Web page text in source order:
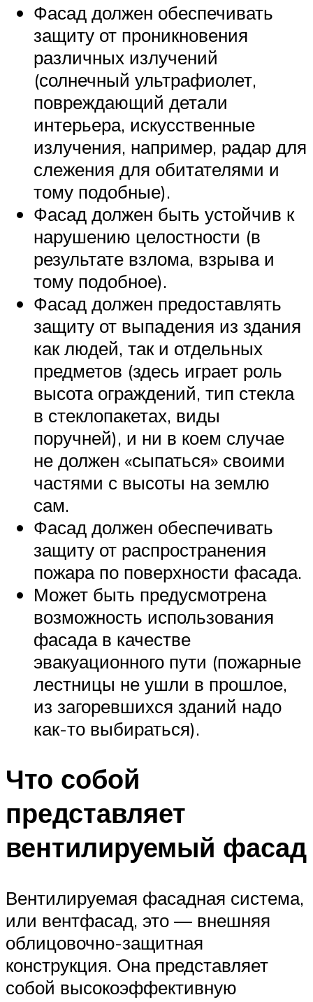
Фасад должен обеспечивать
защиту от проникновения
различных излучений
(солнечный ультрафиолет,
повреждающий детали
интерьера, искусственные
излучения, например, радар для
слежения для обитателями и
тому подобные).
Фасад должен быть устойчив к
нарушению целостности (в
результате взлома, взрыва и
тому подобное).
Фасад должен предоставлять
защиту от выпадения из здания
как людей, так и отдельных
предметов (здесь играет роль
высота ограждений, тип стекла
в стеклопакетах, виды
поручней), и ни в коем случае
не должен «сыпаться» своими
частями с высоты на землю
сам.
Фасад должен обеспечивать
защиту от распространения
пожара по поверхности фасада.
Может быть предусмотрена
возможность использования
фасада в качестве
эвакуационного пути (пожарные
лестницы не ушли в прошлое,
из загоревшихся зданий надо
как-то выбираться).
Что собой
представляет
вентилируемый фасад
Вентилируемая фасадная система,
или вентфасад, это — внешняя
облицовочно-защитная
конструкция. Она представляет
собой высокоэффективную